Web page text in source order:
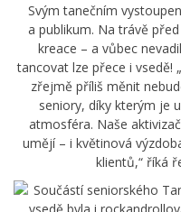
Svým tanečním
a publikum. Na trávě
kreace – a vůbec
tancovat lze přece i vsedě!
zřejmě příliš měnit
seniory, díky kterým je
atmosféra. Naše
umějí – i květinová
klientů,“ říká